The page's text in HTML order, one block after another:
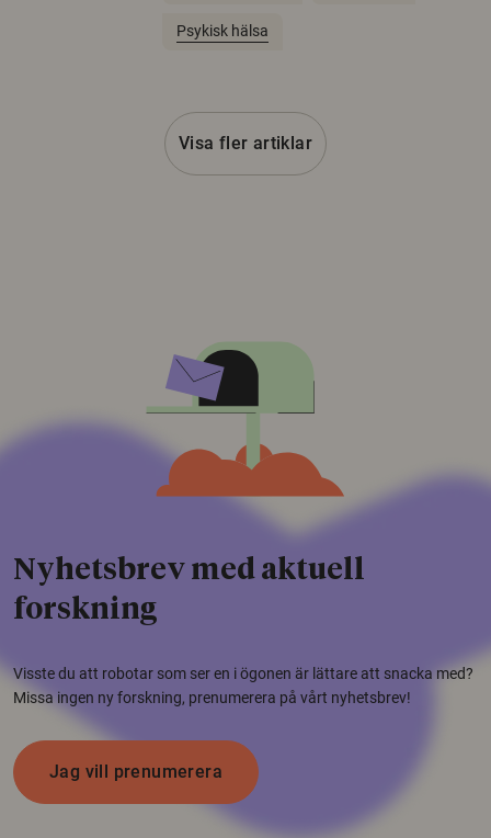
Psykisk hälsa
Visa fler artiklar
Nyhetsbrev med aktuell
forskning
Visste du att robotar som ser en i ögonen är lättare att snacka med?
Missa ingen ny forskning, prenumerera på vårt nyhetsbrev!
Jag vill prenumerera